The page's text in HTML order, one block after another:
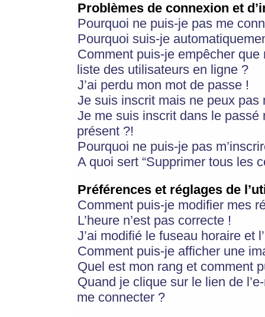
Problèmes de connexion et
Pourquoi ne puis-je pas me
Pourquoi suis-je
Comment puis-je empêcher
liste des utilisateurs en ligne ?
J’ai perdu mon mot de passe !
Je suis inscrit mais ne peux pas
Je me suis inscrit dans le
présent ?!
Pourquoi ne puis-je pas
A quoi sert “Supprimer tous les
Préférences et réglages de
Comment puis-je modifier mes
L’heure n’est pas correcte !
J’ai modifié le fuseau horaire et
Comment puis-je afficher une
Quel est mon rang et comment
Quand je clique sur le lien de
me connecter ?